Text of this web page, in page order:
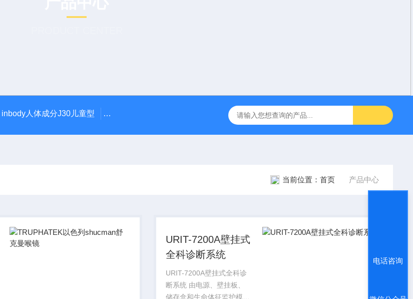
inbody人体成分J30儿童型 5900型美国DJO吞咽障碍神经和肌肉刺激理疗仪 飞利浦半自动体外除颤仪 FRX （
当前位置： 首页 产品中心
URIT-7200A壁挂式
全科诊断系统
URIT-7200A壁挂式全科诊
断系统 由电源、壁挂板、
储存盒和生命体征监护模块
电话咨询